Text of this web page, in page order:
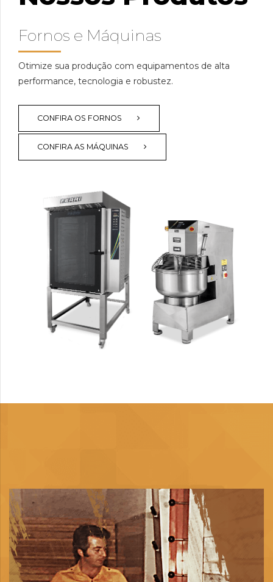
Fornos e Máquinas
Otimize sua produção com equipamentos de alta
performance, tecnologia e robustez.
CONFIRA OS FORNOS
CONFIRA AS MÁQUINAS